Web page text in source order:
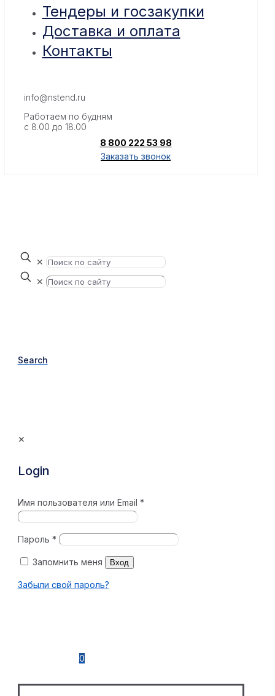
Тендеры и госзакупки
Доставка и оплата
Контакты
info@nstend.ru
Работаем по будням
с 8.00 до 18.00
8 800 222 53 98
Заказать звонок
✕
✕
Search
✕
Login
Имя пользователя или Email *
Пароль *
Запомнить меня Вход
Забыли свой пароль?
0